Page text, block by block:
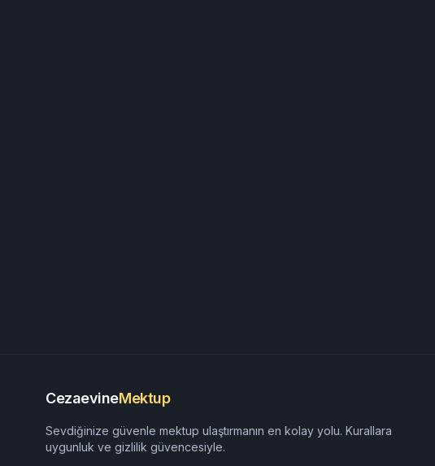
CezaevineMektup
Sevdiğinize güvenle mektup ulaştırmanın en kolay yolu. Kurallara
uygunluk ve gizlilik güvencesiyle.